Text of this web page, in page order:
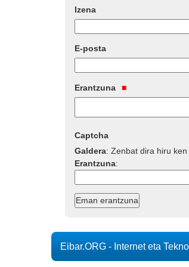
Izena
E-posta
Erantzuna
Captcha
Galdera:Zenbat dira hiru
Erantzuna:
Eibar.ORG - Internet eta